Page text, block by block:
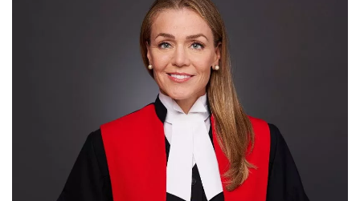
La Rédaction de Droit-inc.com